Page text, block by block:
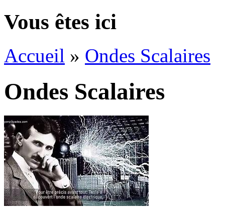
Vous êtes ici
Accueil » Ondes Scalaires
Ondes Scalaires